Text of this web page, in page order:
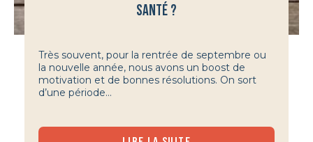
SANTÉ ?
Très souvent, pour la rentrée de septembre ou
la nouvelle année, nous avons un boost de
motivation et de bonnes résolutions. On sort
d’une période...